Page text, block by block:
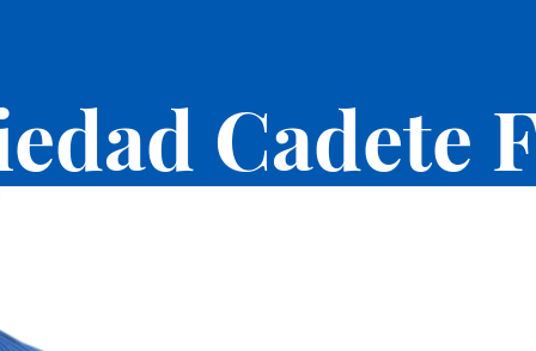
Cadete